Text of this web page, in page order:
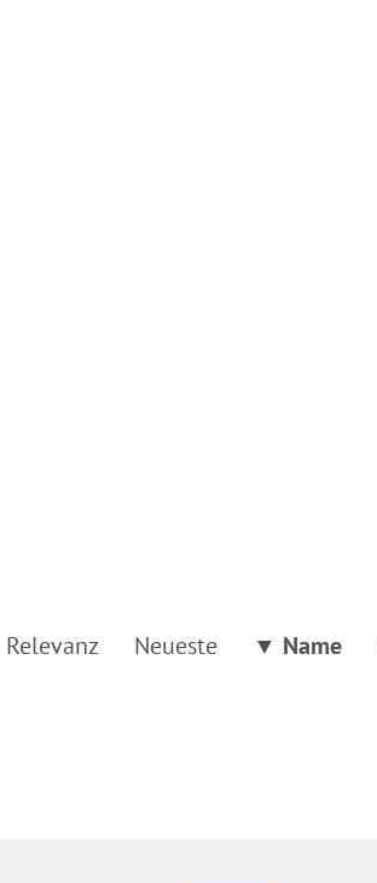
Relevanz Neueste ▼ Name